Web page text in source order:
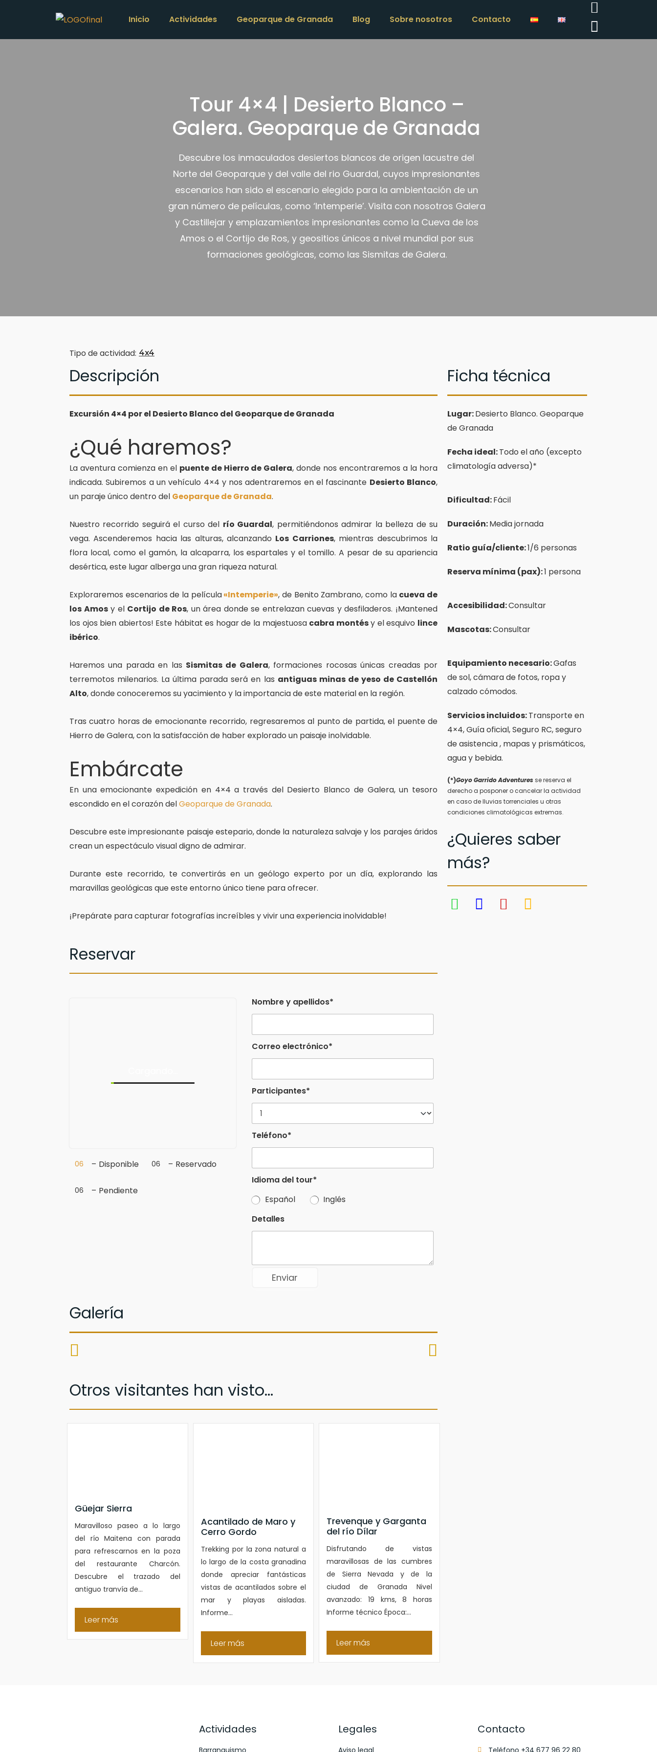
Inicio Actividades Geoparque de Granada Blog Sobre nosotros Contacto
Tour 4×4 | Desierto Blanco –
Galera. Geoparque de Granada
Descubre los inmaculados desiertos blancos de origen lacustre del
Norte del Geoparque y del valle del rio Guardal, cuyos impresionantes
escenarios han sido el escenario elegido para la ambientación de un
gran número de películas, como ‘Intemperie’. Visita con nosotros Galera
y Castillejar y emplazamientos impresionantes como la Cueva de los
Amos o el Cortijo de Ros, y geositios únicos a nivel mundial por sus
formaciones geológicas, como las Sismitas de Galera.
Tipo de actividad: 4x4
Descripción
Excursión 4×4 por el Desierto Blanco del Geoparque de Granada
¿Qué haremos?
La aventura comienza en el puente de Hierro de Galera, donde nos encontraremos a la hora
indicada. Subiremos a un vehículo 4×4 y nos adentraremos en el fascinante Desierto Blanco,
un paraje único dentro del Geoparque de Granada.
Nuestro recorrido seguirá el curso del río Guardal, permitiéndonos admirar la belleza de su
vega. Ascenderemos hacia las alturas, alcanzando Los Carriones, mientras descubrimos la
flora local, como el gamón, la alcaparra, los espartales y el tomillo. A pesar de su apariencia
desértica, este lugar alberga una gran riqueza natural.
Exploraremos escenarios de la película«Intemperie», de Benito Zambrano, como la cueva de
los Amosy el Cortijo de Ros, un área donde se entrelazan cuevas y desfiladeros. ¡Mantened
los ojos bien abiertos! Este hábitat es hogar de la majestuosa cabra montésy el esquivo lince
ibérico.
Haremos una parada en las Sismitas de Galera, formaciones rocosas únicas creadas por
terremotos milenarios. La última parada será en las antiguas minas de yeso de Castellón
Alto, donde conoceremos su yacimiento y la importancia de este material en la región.
Tras cuatro horas de emocionante recorrido, regresaremos al punto de partida, el puente de
Hierro de Galera, con la satisfacción de haber explorado un paisaje inolvidable.
Embárcate
En una emocionante expedición en 4×4 a través del Desierto Blanco de Galera, un tesoro
escondido en el corazón delGeoparque de Granada.
Descubre este impresionante paisaje estepario, donde la naturaleza salvaje y los parajes áridos
crean un espectáculo visual digno de admirar.
Durante este recorrido, te convertirás en un geólogo experto por un día, explorando las
maravillas geológicas que este entorno único tiene para ofrecer.
¡Prepárate para capturar fotografías increíbles y vivir una experiencia inolvidable!
Reservar
06 – Disponible 06 – Reservado
06 – Pendiente
Nombre y apellidos*
Correo electrónico*
Participantes*
Teléfono*
Idioma del tour*
Español
Inglés
Detalles
Galería
Otros visitantes han visto...
Güejar Sierra
Maravilloso paseo a lo largo
del río Maitena con parada
para refrescarnos en la poza
del restaurante Charcón.
Descubre el trazado del
antiguo tranvía de...
Leer más
Acantilado de Maro y
Cerro Gordo
Trekking por la zona natural a
lo largo de la costa granadina
donde apreciar fantásticas
vistas de acantilados sobre el
mar y playas aisladas.
Informe...
Leer más
Trevenque y Garganta
del río Dílar
Disfrutando de vistas
maravillosas de las cumbres
de Sierra Nevada y de la
ciudad de Granada Nivel
avanzado: 19 kms, 8 horas
Informe técnico Época:...
Leer más
Ficha técnica
Lugar:Desierto Blanco. Geoparque
de Granada
Fecha ideal:Todo el año (excepto
climatología adversa)*
Dificultad:Fácil
Duración:Media jornada
Ratio guía/cliente:1/6 personas
Reserva mínima (pax):1 persona
Accesibilidad:Consultar
Mascotas:Consultar
Equipamiento necesario:Gafas
de sol, cámara de fotos, ropa y
calzado cómodos.
Servicios incluidos:Transporte en
4×4, Guía oficial, Seguro RC, seguro
de asistencia , mapas y prismáticos,
agua y bebida.
(*)Goyo Garrido Adventures se reserva el
derecho a posponer o cancelar la actividad
en caso de lluvias torrenciales u otras
condiciones climatológicas extremas.
¿Quieres saber
más?
Actividades
Barranquismo
Legales
Aviso legal
Contacto
Teléfono +34 677 96 22 80